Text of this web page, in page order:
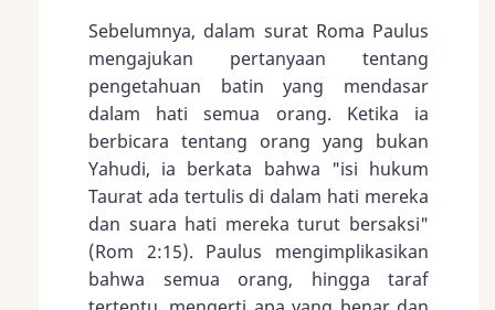
Sebelumnya, dalam surat Roma Paulus
mengajukan pertanyaan tentang
pengetahuan batin yang mendasar
dalam hati semua orang. Ketika ia
berbicara tentang orang yang bukan
Yahudi, ia berkata bahwa "isi hukum
Taurat ada tertulis di dalam hati mereka
dan suara hati mereka turut bersaksi"
(Rom 2:15). Paulus mengimplikasikan
bahwa semua orang, hingga taraf